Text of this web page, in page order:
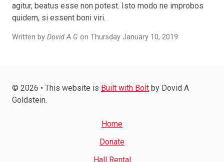
agitur, beatus esse non potest. Isto modo ne improbos
quidem, si essent boni viri.
Written by Dovid A G on Thursday January 10, 2019
© 2026 • This website is Built with Bolt by Dovid A
Goldstein.
Home
Donate
Hall Rental